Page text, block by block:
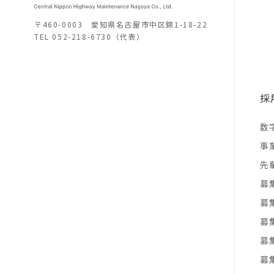
〒460-0003 愛知県名古屋市中区錦1-18-22
TEL 052-218-6730（代表）
採
数
事
先
募
募
募
募
募